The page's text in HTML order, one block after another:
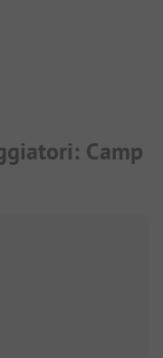
Camp